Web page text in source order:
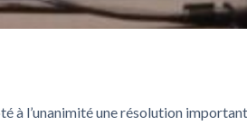
à l’unanimité une résolution